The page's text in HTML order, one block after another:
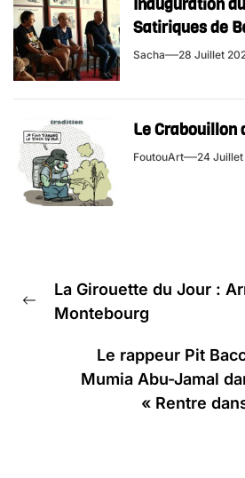
Inauguration
Satiriques de
Sacha 28 Juillet
Le Crabouillon
FoutouArt 24
La Girouette du Jour :
Montebourg
Le rappeur Pit
Mumia Abu-Jamal
« Rentre